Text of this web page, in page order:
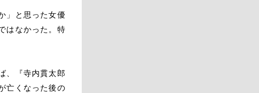
」と思った女優
はなかった。特
、『寺内貫太郎
亡くなった後の